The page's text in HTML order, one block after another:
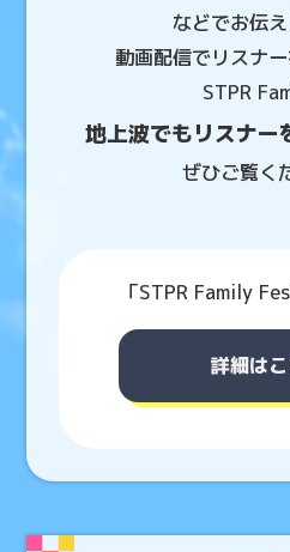
などでお伝え
動画配信でリスナ
STPR
地上波でもリスナー
ぜひご覧く
「STPR Family
詳細は